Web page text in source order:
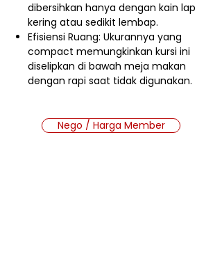
dibersihkan hanya dengan kain lap
kering atau sedikit lembap.
Efisiensi Ruang: Ukurannya yang
compact memungkinkan kursi ini
diselipkan di bawah meja makan
dengan rapi saat tidak digunakan.
Nego / Harga Member